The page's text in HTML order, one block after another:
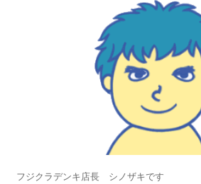
フジクラデンキ店長 シノザキです